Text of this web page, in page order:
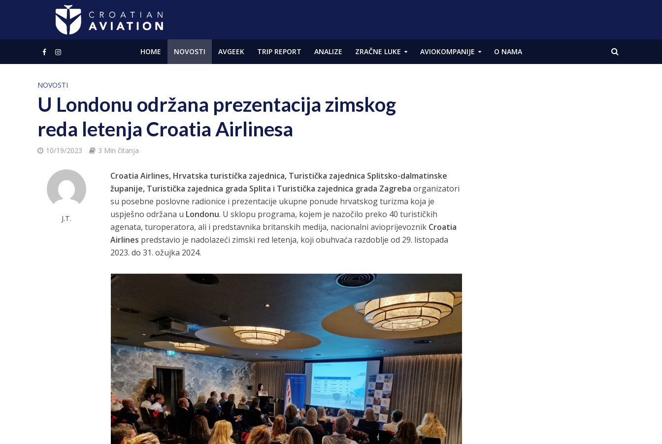
HOME NOVOSTI AVGEEK TRIP REPORT ANALIZE ZRAČNE LUKE AVIOKOMPANIJE O NAMA
NOVOSTI
U Londonu održana prezentacija zimskog
reda letenja Croatia Airlinesa
10/19/2023 3 Min čitanja
J.T.
Croatia Airlines, Hrvatska turistička zajednica, Turistička zajednica Splitsko-dalmatinske
županije, Turistička zajednica grada Splita i Turistička zajednica grada Zagreba organizatori
su posebne poslovne radionice i prezentacije ukupne ponude hrvatskog turizma koja je
uspješno održana u Londonu. U sklopu programa, kojem je nazočilo preko 40 turističkih
agenata, turoperatora, ali i predstavnika britanskih medija, nacionalni avioprijevoznik Croatia
Airlines predstavio je nadolazeći zimski red letenja, koji obuhvaća razdoblje od 29. listopada
2023. do 31. ožujka 2024.